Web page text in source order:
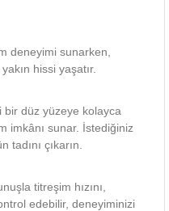
deneyimi sunarken,
hissi yaşatır.
bir düz yüzeye kolayca
imkânı sunar. İstediğiniz
çıkarın.
titreşim hızını,
edebilir, deneyiminizi